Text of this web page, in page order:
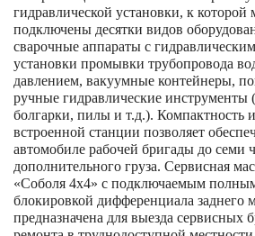
гидравлической установки, к которой
подключены десятки видов
сварочные аппараты с
установки промывки трубопровода
давлением, вакуумные контейнеры,
ручные гидравлические инструменты
болгарки, пилы и т.д.). Компактность
встроенной станции позволяет
автомобиле рабочей бригады до семи
дополнительного груза. Сервисная
«Соболя 4х4» с подключаемым
блокировкой дифференциала заднего
предназначена для выезда сервисных